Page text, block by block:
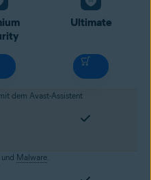
Ultimate
dem Avast-Assistent
und Malware.